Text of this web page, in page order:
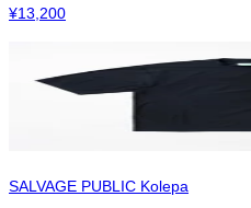
¥13,200
SALVAGE PUBLIC Kolepa